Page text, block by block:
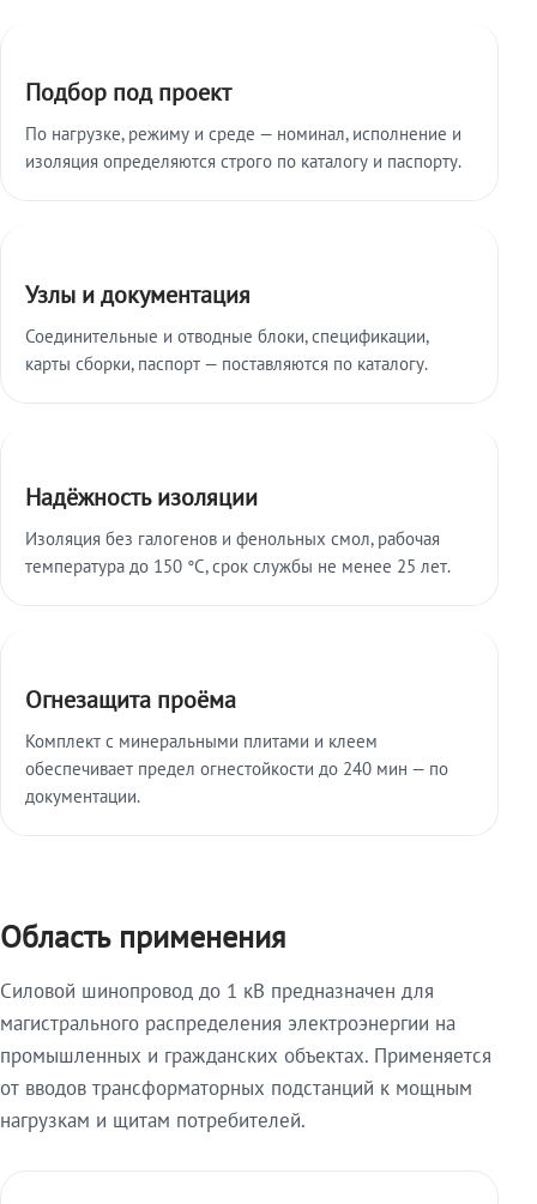
Подбор под проект
По нагрузке, режиму и среде — номинал, исполнение и
изоляция определяются строго по каталогу и паспорту.
Узлы и документация
Соединительные и отводные блоки, спецификации,
карты сборки, паспорт — поставляются по каталогу.
Надёжность изоляции
Изоляция без галогенов и фенольных смол, рабочая
температура до 150 °C, срок службы не менее 25 лет.
Огнезащита проёма
Комплект с минеральными плитами и клеем
обеспечивает предел огнестойкости до 240 мин — по
документации.
Область применения
Силовой шинопровод до 1 кВ предназначен для
магистрального распределения электроэнергии на
промышленных и гражданских объектах. Применяется
от вводов трансформаторных подстанций к мощным
нагрузкам и щитам потребителей.